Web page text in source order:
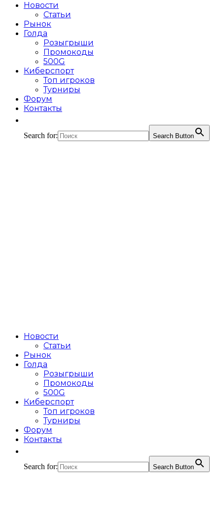
Новости
Статьи
Рынок
Голда
Розыгрыши
Промокоды
500G
Киберспорт
Топ игроков
Турниры
Форум
Контакты
Search for: Search Button
Новости
Статьи
Рынок
Голда
Розыгрыши
Промокоды
500G
Киберспорт
Топ игроков
Турниры
Форум
Контакты
Search for: Search Button